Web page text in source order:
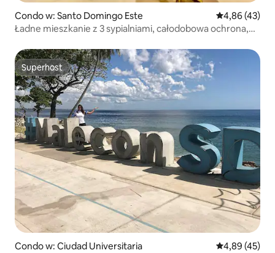
Condo w: Santo Domingo Este Średnia
4,86 (43)
Ładne mieszkanie z 3 sypialniami, całodobowa ochrona,
Superhost
Superhost
Condo w: Ciudad Universitaria Średnia
4,89 (45)